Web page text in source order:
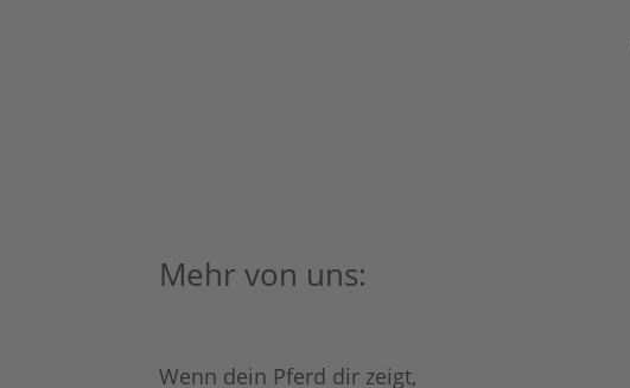
Mehr von uns:
Wenn dein Pferd dir zeigt,